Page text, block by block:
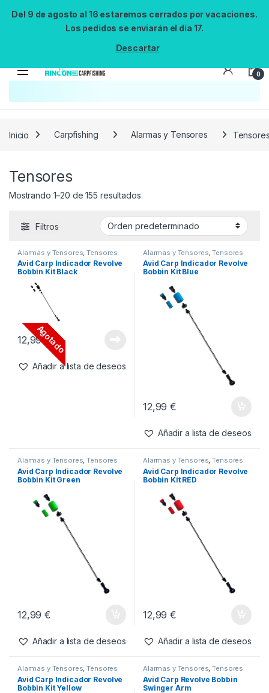
Del 9 de agosto al 16 estaremos cerrados por vacaciones.
Los pedidos se enviarán el día 17.
Descartar
0
Inicio Carpfishing Alarmas y Tensores
Tensores
Mostrando 1–20 de 155 resultados
Filtros
Alarmas y Tensores ,Tensores
Avid Carp Indicador Revolve
Bobbin Kit Black
Agotado
12,99€
Añadir a lista de deseos
Alarmas y Tensores ,Tensores
Avid Carp Indicador Revolve
Bobbin Kit Blue
12,99€
Añadir a lista de deseos
Alarmas y Tensores,Tensores
Avid Carp Indicador Revolve
Bobbin Kit Green
12,99€
Añadir a lista de deseos
Alarmas y Tensores,Tensores
Avid Carp Indicador Revolve
Bobbin Kit RED
12,99€
Añadir a lista de deseos
Alarmas y Tensores,Tensores
Avid Carp Indicador Revolve
Bobbin Kit Yellow
Alarmas y Tensores,Tensores
Avid Carp Revolve Bobbin
Swinger Arm